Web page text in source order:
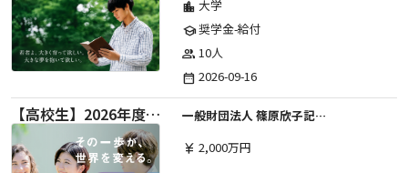
location_city 大学
school奨学金-給付
group 10人
date_range 2026-09-16
【高校生】2026年度 しのはら財団 アメリカ・イギリス・カナダ英語留学奨学金
一般財団法人 篠原欣子記念財団 (海外留学奨学金グループ)
currency_yen 2,000万円